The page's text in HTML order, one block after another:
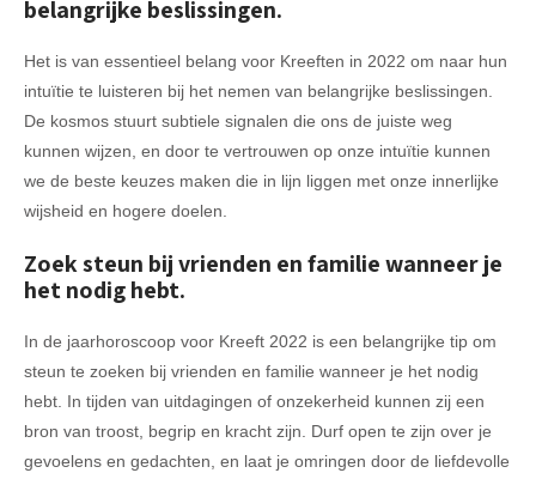
belangrijke beslissingen.
Het is van essentieel belang voor Kreeften in 2022 om naar hun
intuïtie te luisteren bij het nemen van belangrijke beslissingen.
De kosmos stuurt subtiele signalen die ons de juiste weg
kunnen wijzen, en door te vertrouwen op onze intuïtie kunnen
we de beste keuzes maken die in lijn liggen met onze innerlijke
wijsheid en hogere doelen.
Zoek steun bij vrienden en familie wanneer je
het nodig hebt.
In de jaarhoroscoop voor Kreeft 2022 is een belangrijke tip om
steun te zoeken bij vrienden en familie wanneer je het nodig
hebt. In tijden van uitdagingen of onzekerheid kunnen zij een
bron van troost, begrip en kracht zijn. Durf open te zijn over je
gevoelens en gedachten, en laat je omringen door de liefdevolle